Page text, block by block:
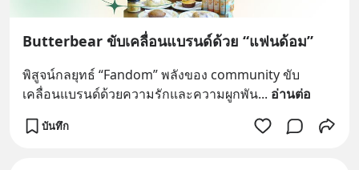
Butterbear ขับเคลื่อนแบรนด์ด้วย “แฟนด้อม”
พิสูจน์กลยุทธ์ “Fandom” พลังของ community ขับ
เคลื่อนแบรนด์ด้วยความรักและความผูกพัน... อ่านต่อ
บันทึก